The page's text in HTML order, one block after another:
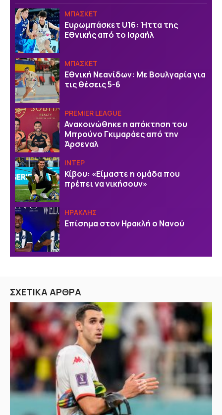
ΜΠΑΣΚΕΤ
Ευρωμπάσκετ U16: Ήττα της
Εθνικής από το Ισραήλ
ΜΠΑΣΚΕΤ
Εθνική Νεανίδων: Με Βουλγαρία για
τις θέσεις 5-6
PREMIER LEAGUE
Ανακοινώθηκε η απόκτηση του
Μπρούνο Γκιμαράες από την
Άρσεναλ
ΙΝΤΕΡ
Κίβου: «Είμαστε η ομάδα που
πρέπει να νικήσουν»
ΗΡΑΚΛΗΣ
Επίσημα στον Ηρακλή ο Νανού
ΣΧΕΤΙΚΑ ΑΡΘΡΑ